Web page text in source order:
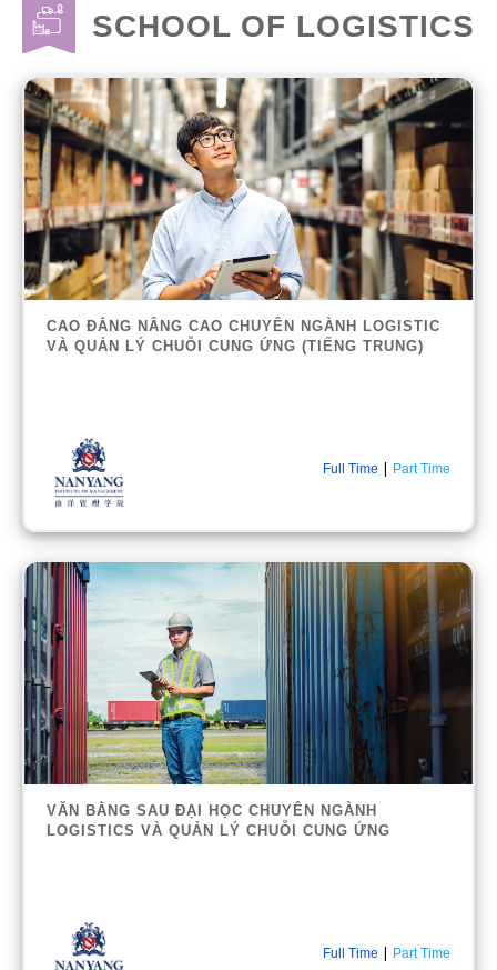
SCHOOL OF LOGISTICS
CAO ĐẲNG NÂNG CAO CHUYÊN NGÀNH LOGISTIC
VÀ QUẢN LÝ CHUỖI CUNG ỨNG (TIẾNG TRUNG)
Full Time | Part Time
VĂN BẰNG SAU ĐẠI HỌC CHUYÊN NGÀNH
LOGISTICS VÀ QUẢN LÝ CHUỖI CUNG ỨNG
Full Time | Part Time